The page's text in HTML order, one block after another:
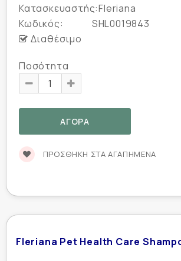
Κατασκευαστής:Fleriana
Κωδικός:
SHL0019843
Διαθέσιμο
Ποσότητα
ΠΡΟΣΘΉΚΗ ΣΤΑ ΑΓΑΠΗΜΈΝΑ
Fleriana Pet Health Care